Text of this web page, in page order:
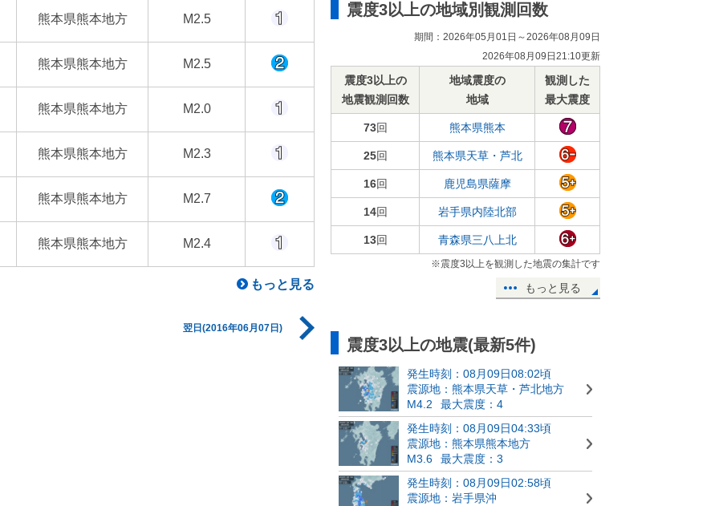
熊本県熊本地方 M2.5
熊本県熊本地方 M2.5
熊本県熊本地方 M2.0
熊本県熊本地方 M2.3
熊本県熊本地方 M2.7
熊本県熊本地方 M2.4
もっと見る
翌日(2016年06月07日)
震度3以上の地域別観測回数
期間：2026年05月01日～2026年08月09日
2026年08月09日21:10更新
震度3以上の
地震観測回数
地域震度の
地域
観測した
最大震度
73回 熊本県熊本
25回 熊本県天草・芦北
16回 鹿児島県薩摩
14回 岩手県内陸北部
13回 青森県三八上北
※震度3以上を観測した地震の集計です
もっと見る
震度3以上の地震(最新5件)
発生時刻：08月09日08:02頃
震源地：熊本県天草・芦北地方
M4.2
最大震度：4
発生時刻：08月09日04:33頃
震源地：熊本県熊本地方
M3.6
最大震度：3
発生時刻：08月09日02:58頃
震源地：岩手県沖